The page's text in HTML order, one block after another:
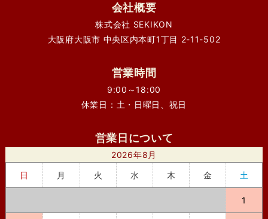
会社概要
株式会社 SEKIKON
大阪府大阪市 中央区内本町1丁目 2-11-502
営業時間
9:00～18:00
休業日：土・日曜日、祝日
営業日について
2026年8月
日
月 火 水 木 金 土
1